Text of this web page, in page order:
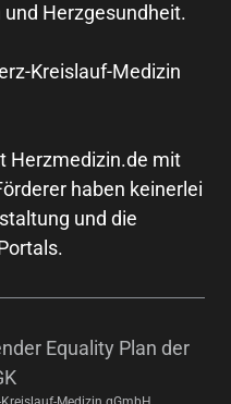
Herzgesundheit.
Kreislauf-Medizin
Herzmedizin.de mit
haben keinerlei
und die
Equality Plan der